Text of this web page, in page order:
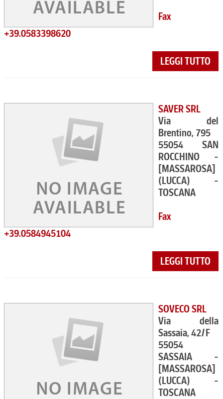
Fax
+39.0583398620
LEGGI TUTTO
SAVER SRL
Via del
Brentino, 795
55054 SAN
ROCCHINO -
[MASSAROSA]
(LUCCA) -
TOSCANA
Fax
+39.0584945104
LEGGI TUTTO
SOVECO SRL
Via della
Sassaia, 42/F
55054
SASSAIA -
[MASSAROSA]
(LUCCA) -
TOSCANA